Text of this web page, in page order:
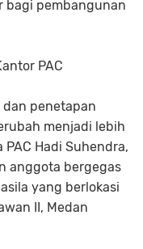
bagi pembangunan
PAC
dan penetapan
menjadi lebih
Hadi Suhendra,
anggota bergegas
yang berlokasi
II, Medan